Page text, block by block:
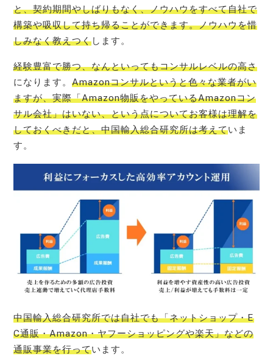
と、契約期間やしばりもなく、ノウハウをすべて自社で
構築や吸収して持ち帰ることができます。ノウハウを惜
しみなく教えつくします。
経験豊富で勝つ、なんといってもコンサルレベルの高さ
になります。Amazonコンサルというと色々な業者がい
ますが、実際「Amazon物販をやっているAmazonコン
サル会社」はいない、という点についてお客様は理解を
しておくべきだと、中国輸入総合研究所は考えていま
す。
中国輸入総合研究所では自社でも「ネットショップ・E
C通販・Amazon・ヤフーショッピングや楽天」などの
通販事業を行っています。